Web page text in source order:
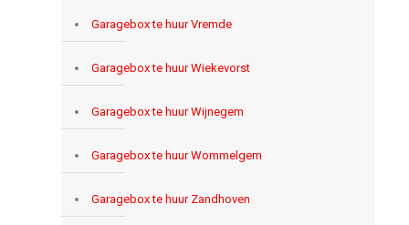
Garagebox te huur Vremde
Garagebox te huur Wiekevorst
Garagebox te huur Wijnegem
Garagebox te huur Wommelgem
Garagebox te huur Zandhoven